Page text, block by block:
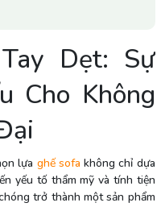
Dẹt: Sự
Cho Không
lựa ghế sofa không chỉ dựa
yếu tố thẩm mỹ và tính tiện
trở thành một sản phẩm